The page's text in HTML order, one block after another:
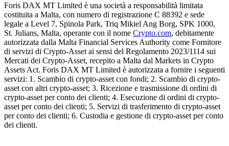
Foris DAX MT Limited è una società a responsabilità limitata
costituita a Malta, con numero di registrazione C 88392 e sede
legale a Level 7, Spinola Park, Triq Mikiel Ang Borg, SPK 1000,
St. Julians, Malta, operante con il nome Crypto.com, debitamente
autorizzata dalla Malta Financial Services Authority come Fornitore
di servizi di Crypto-Asset ai sensi del Regolamento 2023/1114 sui
Mercati dei Crypto-Asset, recepito a Malta dal Markets in Crypto
Assets Act. Foris DAX MT Limited è autorizzata a fornire i seguenti
servizi: 1. Scambio di crypto-asset con fondi; 2. Scambio di crypto-
asset con altri crypto-asset; 3. Ricezione e trasmissione di ordini di
crypto-asset per conto dei clienti; 4. Esecuzione di ordini di crypto-
asset per conto dei clienti; 5. Servizi di trasferimento di crypto-asset
per conto dei clienti; 6. Custodia e gestione di crypto-asset per conto
dei clienti.